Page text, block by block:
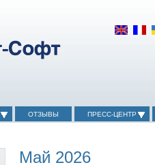
ОТЗЫВЫ ПРЕСС-ЦЕНТР
Май 2026